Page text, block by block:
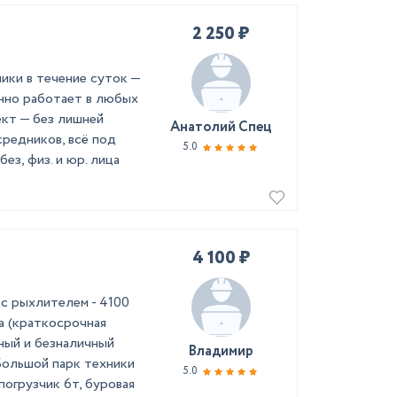
в течение суток —
работает в любых
— без лишней
всё под
физ. и юр. лица
2 250 ₽
Анатолий Спец
5.0
рыхлителем - 4100
(краткосрочная
и безналичный
парк техники
6т, буровая
4 100 ₽
Владимир
5.0